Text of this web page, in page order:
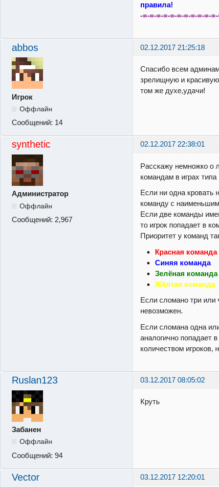
правила!
-=-=-=-=-=-=-=-=-=-=-
abbos 02.12.2017 21:25:18
Игрок
Оффлайн
Сообщений: 14
Спасибо всем
зрелищную и
том же духе,удачи!
synthetic 02.12.2017 22:38:01
Администратор
Оффлайн
Сообщений: 2,967
Расскажу немножко о
командам в играх типа
Если ни одна кровать
команду с
Если две команды
то игрок попадает в
Приоритет у команд
Красная команда
Синяя команда
Зелёная команда
Жёлтая команда
Если сломано три или
невозможен.
Если сломана одна
аналогично попадает
количеством игроков,
Ruslan123 03.12.2017 08:05:02
Забанен
Оффлайн
Сообщений: 94
Круть
Vector 03.12.2017 12:20:01